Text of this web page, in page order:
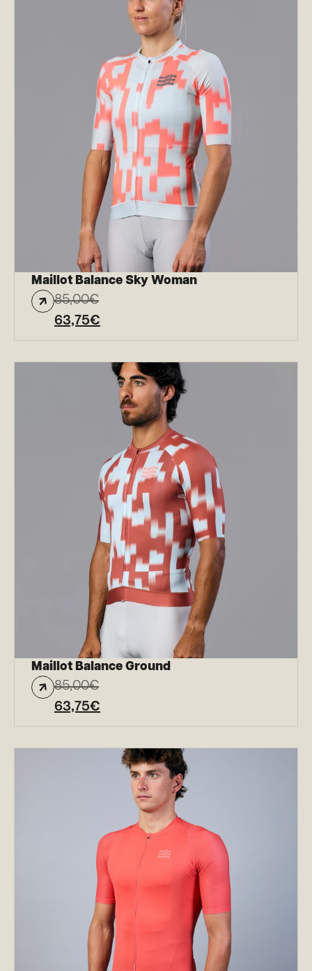
Maillot Balance Sky Woman
85,00€
63,75€
Maillot Balance Ground
85,00€
63,75€